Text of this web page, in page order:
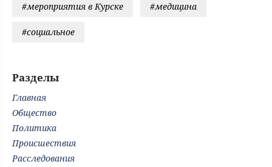
#мероприятия в Курске #медицина
#социальное
Разделы
Главная
Общество
Политика
Происшествия
Расследования